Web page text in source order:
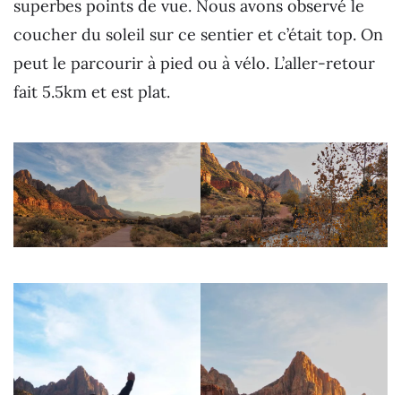
superbes points de vue. Nous avons observé le
coucher du soleil sur ce sentier et c’était top. On
peut le parcourir à pied ou à vélo. L’aller-retour
fait 5.5km et est plat.